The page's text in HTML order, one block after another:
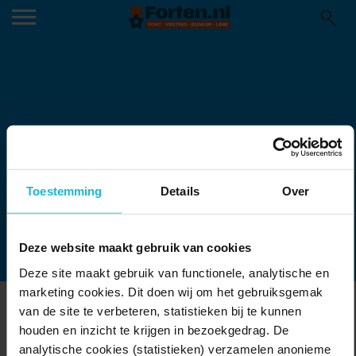
Toestemming Details Over
Deze website maakt gebruik van cookies
Deze site maakt gebruik van functionele, analytische en
marketing cookies. Dit doen wij om het gebruiksgemak
van de site te verbeteren, statistieken bij te kunnen
houden en inzicht te krijgen in bezoekgedrag. De
analytische cookies (statistieken) verzamelen anonieme
ONLINE
Bekijk activiteiten Delen: